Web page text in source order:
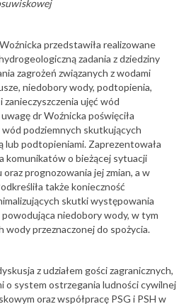
przedstawiła realizowane
zadania z dziedziny
zagrożeń związanych z wodami
niedobory wody, podtopienia,
ujęć wód
dr Woźnicka poświęciła
podziemnych skutkujących
lub podtopieniami. Zaprezentowała
komunikatów o bieżącej sytuacji
prognozowania jej zmian, a w
także konieczność
skutki występowania
powodująca niedobory wody, w tym
wody przeznaczonej do spożycia.
z udziałem gości zagranicznych,
o system ostrzegania ludności cywilnej
oraz współpracę PSG i PSH w